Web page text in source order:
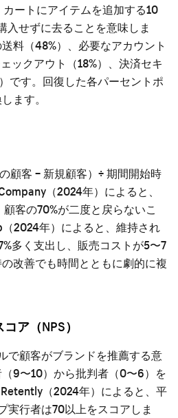
ートにアイテムを追加する10
入せずに去ることを意味しま
料（48%）、必要なアカウント
ックアウト（18%）、決済セキ
です。回復した各パーセントポ
ます。
顧客 − 新規顧客）÷ 期間開始時
（2024年）によると、
客の70%が二度と戻らないこ
2024年）によると、維持され
多く支出し、販売コストが5〜7
改善でも時間とともに劇的に複
ア（NPS）
で顧客がブランドを推薦する意
9〜10）から批判者（0〜6）を
（2024年）によると、平
実行者は70以上をスコアしま